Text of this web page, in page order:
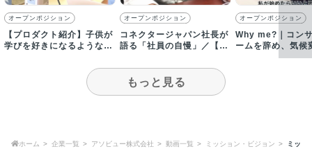
オープンポジション
【プロダクト紹介】子供が
学びを好きになるような探
オープンポジション
コネクタージャパン社長が
語る「社員の自慢」／【採
オープンポジション
Why me?｜コン
ームを辞め、気候
決する会社を起業
もっと見る
ホーム 企業一覧 アソビュー株式会社 動画一覧 ミッション・ビジョン
ミッ